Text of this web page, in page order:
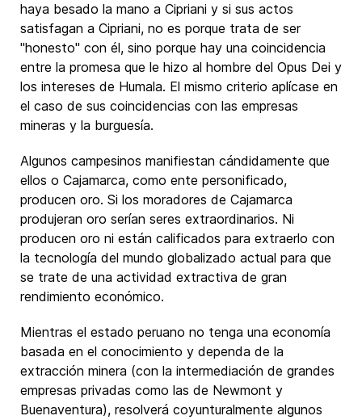
haya besado la mano a Cipriani y si sus actos
satisfagan a Cipriani, no es porque trata de ser
"honesto" con él, sino porque hay una coincidencia
entre la promesa que le hizo al hombre del Opus Dei y
los intereses de Humala. El mismo criterio aplícase en
el caso de sus coincidencias con las empresas
mineras y la burguesía.
Algunos campesinos manifiestan cándidamente que
ellos o Cajamarca, como ente personificado,
producen oro. Si los moradores de Cajamarca
produjeran oro serían seres extraordinarios. Ni
producen oro ni están calificados para extraerlo con
la tecnología del mundo globalizado actual para que
se trate de una actividad extractiva de gran
rendimiento económico.
Mientras el estado peruano no tenga una economía
basada en el conocimiento y dependa de la
extracción minera (con la intermediación de grandes
empresas privadas como las de Newmont y
Buenaventura), resolverá coyunturalmente algunos